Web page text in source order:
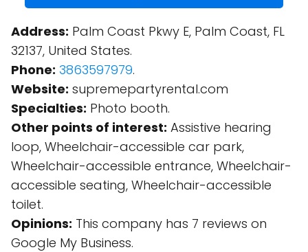
Address: Palm Coast Pkwy E, Palm Coast, FL
32137, United States.
Phone: 3863597979.
Website: supremepartyrental.com
Specialties: Photo booth.
Other points of interest: Assistive hearing
loop, Wheelchair-accessible car park,
Wheelchair-accessible entrance, Wheelchair-
accessible seating, Wheelchair-accessible
toilet.
Opinions: This company has 7 reviews on
Google My Business.